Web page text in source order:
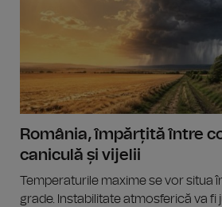
România, împărțită între
caniculă și vijelii
Temperaturile maxime se vor situa
grade. Instabilitate atmosferică va fi